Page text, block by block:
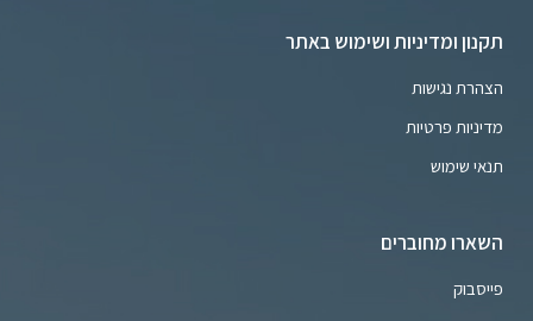
תקנון ומדיניות ושימוש באתר
הצהרת נגישות
מדיניות פרטיות
תנאי שימוש
השארו מחוברים
פייסבוק